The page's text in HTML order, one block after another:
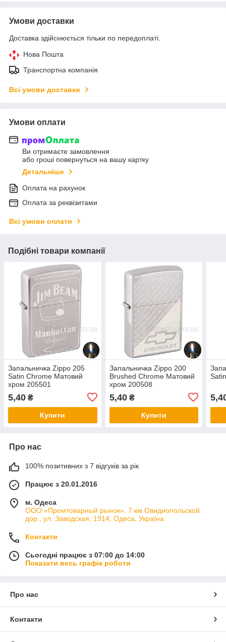
Умови доставки
Доставка здійснюється тільки по передоплаті.
Нова Пошта
Транспортна компанія
Всі умови доставки
Умови оплати
Ви отримаєте замовлення
або гроші повернуться на вашу картку
Детальніше
Оплата на рахунок
Оплата за реквізитами
Всі умови оплати
Подібні товари компанії
Запальничка Zippo 205
Satin Chrome Матовий
хром 205501
5,40 ₴
Купити
Запальничка Zippo 200
Brushed Chrome Матовий
хром 200508
5,40₴
Купити
Про нас
100% позитивних з 7 відгуків за рік
Працює з 20.01.2016
м. Одеса
ООО «Промтоварный рынок», 7 км Овидиопольской
дор., ул. Заводская, 1914, Одеса, Україна
Контакти
Сьогодні працює з 07:00 до 14:00
Показати весь графік роботи
Про нас
Контакти